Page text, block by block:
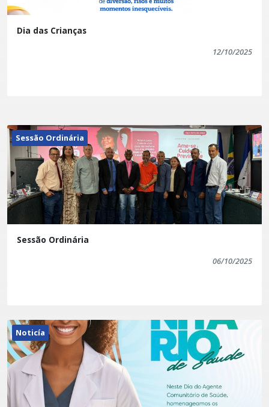
Dia das Crianças
12/10/2025
Sessão Ordinária
Sessão Ordinária
06/10/2025
Noticía